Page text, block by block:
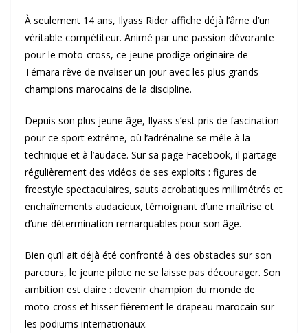
À seulement 14 ans, Ilyass Rider affiche déjà l’âme d’un
véritable compétiteur. Animé par une passion dévorante
pour le moto-cross, ce jeune prodige originaire de
Témara rêve de rivaliser un jour avec les plus grands
champions marocains de la discipline.
Depuis son plus jeune âge, Ilyass s’est pris de fascination
pour ce sport extrême, où l’adrénaline se mêle à la
technique et à l’audace. Sur sa page Facebook, il partage
régulièrement des vidéos de ses exploits : figures de
freestyle spectaculaires, sauts acrobatiques millimétrés et
enchaînements audacieux, témoignant d’une maîtrise et
d’une détermination remarquables pour son âge.
Bien qu’il ait déjà été confronté à des obstacles sur son
parcours, le jeune pilote ne se laisse pas décourager. Son
ambition est claire : devenir champion du monde de
moto-cross et hisser fièrement le drapeau marocain sur
les podiums internationaux.